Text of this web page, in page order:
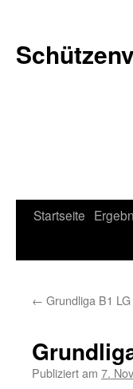
Zum
Startseite
← Grundliga B1
Publiziert am 7.